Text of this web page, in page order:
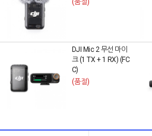
(품절)
DJI Mic 2 무선 마이
크 (1 TX + 1 RX) (FC
C)
(품절)